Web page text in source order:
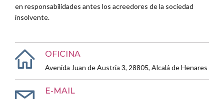
en responsabilidades antes los acreedores de la sociedad
insolvente.
OFICINA
Avenida Juan de Austria 3, 28805, Alcalá de Henares
E-MAIL